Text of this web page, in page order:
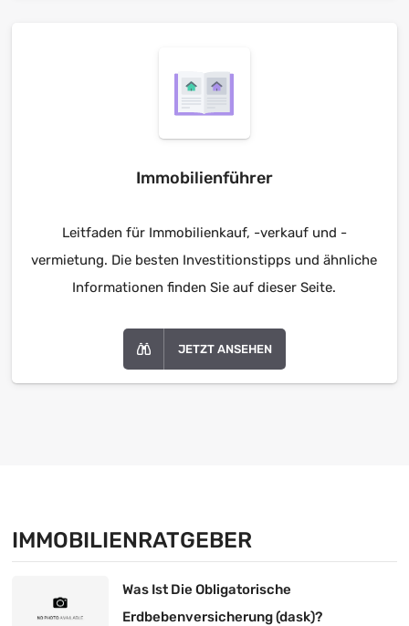
Immobilienführer
Leitfaden für Immobilienkauf, -verkauf und -
vermietung. Die besten Investitionstipps und ähnliche
Informationen finden Sie auf dieser Seite.
JETZT ANSEHEN
IMMOBILIENRATGEBER
Was Ist Die Obligatorische
Erdbebenversicherung (dask)?